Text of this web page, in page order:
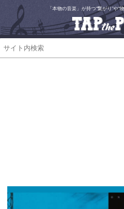
「本物の音楽」が持つ“繋がり”や“